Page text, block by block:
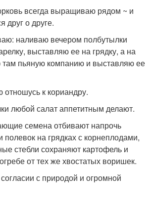
всегда выращиваю рядом ~ и
друг о друге.
наливаю вечером полбутылки
выставляю ее на грядку, а на
там пьяную компанию и выставляю ее
к кориандру.
любой салат аппетитным делают.
семена отбивают напрочь
на грядках с корнеплодами,
стебли сохраняют картофель и
от тех же хвостатых воришек.
с природой и огромной